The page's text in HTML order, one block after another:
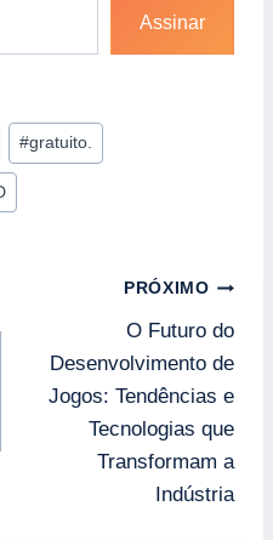
Assinar
#gratuito.
PRÓXIMO
O Futuro do
Desenvolvimento de
Jogos: Tendências e
Tecnologias que
Transformam a
Indústria